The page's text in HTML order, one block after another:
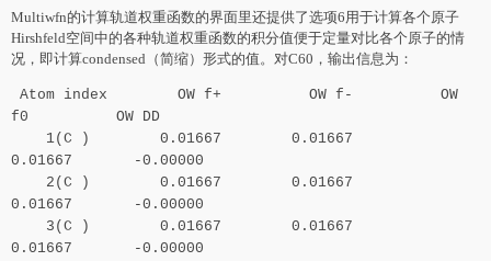
Multiwfn的计算轨道权重函数的界面里还提供了选项6用于计算各个原子
Hirshfeld空间中的各种轨道权重函数的积分值便于定量对比各个原子的情
况，即计算condensed（简缩）形式的值。对C60，输出信息为：
Atom index OW f+ OW f- OW
f0 OW DD
1(C ) 0.01667 0.01667
0.01667 -0.00000
2(C ) 0.01667 0.01667
0.01667 -0.00000
3(C ) 0.01667 0.01667
0.01667 -0.00000